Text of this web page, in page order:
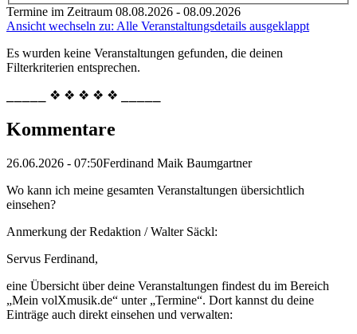
Termine im Zeitraum 08.08.2026 - 08.09.2026
Ansicht wechseln zu: Alle Veranstaltungsdetails ausgeklappt
Es wurden keine Veranstaltungen gefunden, die deinen
Filterkriterien entsprechen.
⎯⎯⎯⎯⎯ ❖ ❖ ❖ ❖ ❖ ⎯⎯⎯⎯⎯
Kommentare
26.06.2026 - 07:50Ferdinand Maik Baumgartner
Wo kann ich meine gesamten Veranstaltungen übersichtlich
einsehen?
Anmerkung der Redaktion /Walter Säckl:
Servus Ferdinand,
eine Übersicht über deine Veranstaltungen findest du im Bereich
„Mein volXmusik.de“ unter „Termine“. Dort kannst du deine
Einträge auch direkt einsehen und verwalten: